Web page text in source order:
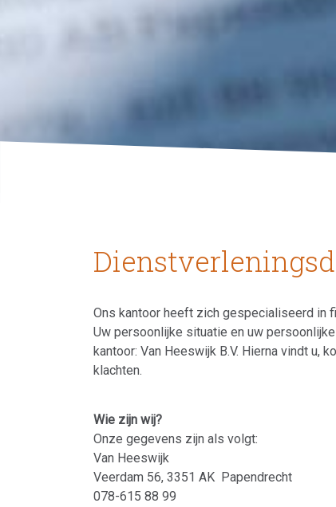
Ons kantoor heeft zich gespecialiseerd in
Uw persoonlijke situatie en uw
kantoor: Van Heeswijk B.V. Hierna vindt u,
klachten.
Wie zijn wij?
Onze gegevens zijn als volgt:
Van Heeswijk
Veerdam 56, 3351 AK Papendrecht
078-615 88 99